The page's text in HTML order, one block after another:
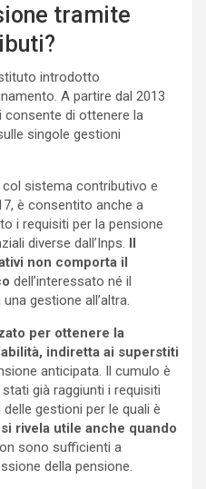
tramite
introdotto
A partire dal 2013
di ottenere la
singole gestioni
sistema contributivo e
è consentito anche a
i requisiti per la pensione
diverse dall’Inps. Il
non comporta il
dell’interessato né il
gestione all’altra.
per ottenere la
indiretta ai superstiti
anticipata. Il cumulo è
già raggiunti i requisiti
gestioni per le quali è
rivela utile anche quando
sono sufficienti a
della pensione.